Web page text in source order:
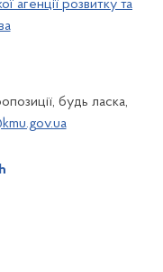
агенції розвитку та
будь ласка,